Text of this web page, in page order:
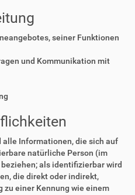
seiner Funktionen
und Kommunikation mit
alle Informationen, die sich auf
natürliche Person (im
als identifizierbar wird
die direkt oder indirekt,
zu einer Kennung wie einem